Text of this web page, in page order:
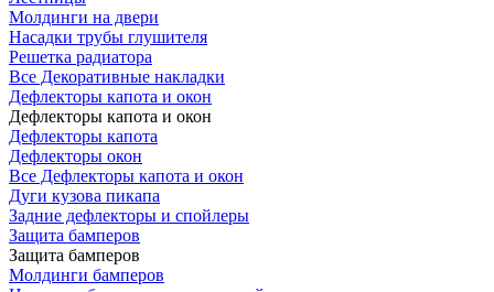
Молдинги на двери
Насадки трубы глушителя
Решетка радиатора
Все Декоративные накладки
Дефлекторы капота и окон
Дефлекторы капота и окон
Дефлекторы капота
Дефлекторы окон
Все Дефлекторы капота и окон
Дуги кузова пикапа
Задние дефлекторы и спойлеры
Защита бамперов
Защита бамперов
Молдинги бамперов